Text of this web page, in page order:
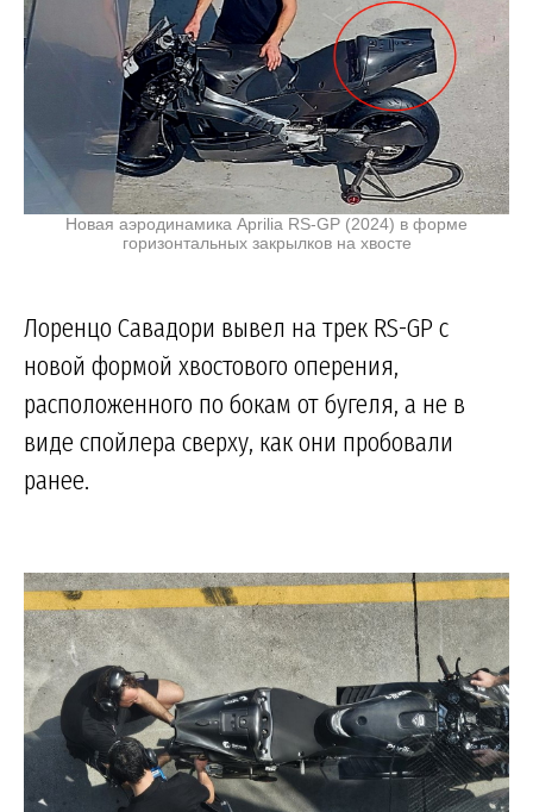
Новая аэродинамика Aprilia RS-GP (2024) в форме
горизонтальных закрылков на хвосте
Лоренцо Савадори вывел на трек RS-GP с
новой формой хвостового оперения,
расположенного по бокам от бугеля, а не в
виде спойлера сверху, как они пробовали
ранее.